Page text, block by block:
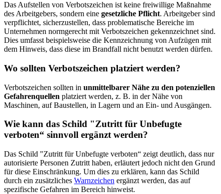
Das Aufstellen von Verbotszeichen ist keine freiwillige Maßnahme
des Arbeitgebers, sondern eine gesetzliche Pflicht. Arbeitgeber sind
verpflichtet, sicherzustellen, dass problematische Bereiche im
Unternehmen normgerecht mit Verbotszeichen gekennzeichnet sind.
Dies umfasst beispielsweise die Kennzeichnung von Aufzügen mit
dem Hinweis, dass diese im Brandfall nicht benutzt werden dürfen.
Wo sollten Verbotszeichen platziert werden?
Verbotszeichen sollten in unmittelbarer Nähe zu den potenziellen
Gefahrenquellen platziert werden, z. B. in der Nähe von
Maschinen, auf Baustellen, in Lagern und an Ein- und Ausgängen.
Wie kann das Schild "Zutritt für Unbefugte
verboten“ sinnvoll ergänzt werden?
Das Schild "Zutritt für Unbefugte verboten“ zeigt deutlich, dass nur
autorisierte Personen Zutritt haben, erläutert jedoch nicht den Grund
für diese Einschränkung. Um dies zu erklären, kann das Schild
durch ein zusätzliches Warnzeichen ergänzt werden, das auf
spezifische Gefahren im Bereich hinweist.